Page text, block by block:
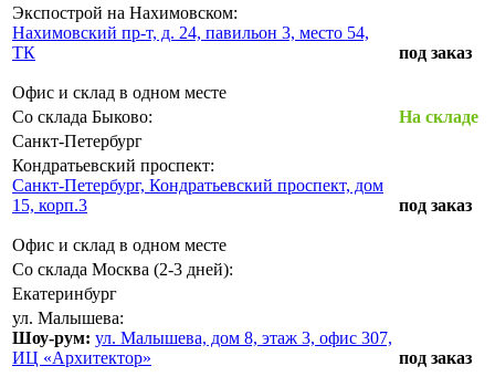
Экспострой на Нахимовском:
Нахимовский пр-т, д. 24, павильон 3, место 54,
ТК
Офис и склад в одном месте
под заказ
Со склада Быково:
На складе
Санкт-Петербург
Кондратьевский проспект:
Санкт-Петербург, Кондратьевский проспект, дом
15, корп.3
Офис и склад в одном месте
под заказ
Со склада Москва (2-3 дней):
Екатеринбург
ул. Малышева:
Шоу-рум: ул. Малышева, дом 8, этаж 3, офис 307,
ИЦ «Архитектор»
под заказ